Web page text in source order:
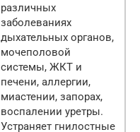
различных
заболеваниях
дыхательных органов,
мочеполовой
системы, ЖКТ и
печени, аллергии,
миастении, запорах,
воспалении уретры.
Устраняет гнилостные